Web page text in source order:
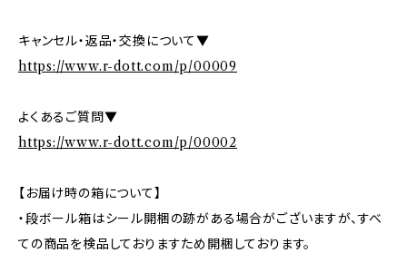
キャンセル・返品・交換について▼
https://www.r-dott.com/p/00009
よくあるご質問▼
https://www.r-dott.com/p/00002
【お届け時の箱について】
・段ボール箱はシール開梱の跡がある場合がございますが、すべ
ての商品を検品しておりますため開梱しております。